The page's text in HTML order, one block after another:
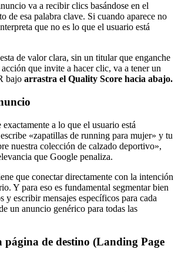
va a recibir clics basándose en el
de esa palabra clave. Si cuando aparece no
que no es lo que el usuario está
de valor clara, sin un titular que enganche
que invite a hacer clic, va a tener un
bajo arrastra el Quality Score hacia abajo.
a lo que el usuario está
«zapatillas de running para mujer» y tu
nuestra colección de calzado deportivo»,
que Google penaliza.
que conectar directamente con la intención
Y para eso es fundamental segmentar bien
y escribir mensajes específicos para cada
un anuncio genérico para todas las
página de destino (Landing Page